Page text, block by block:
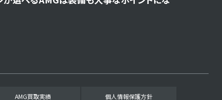
AMG買取実績 個人情報保護方針